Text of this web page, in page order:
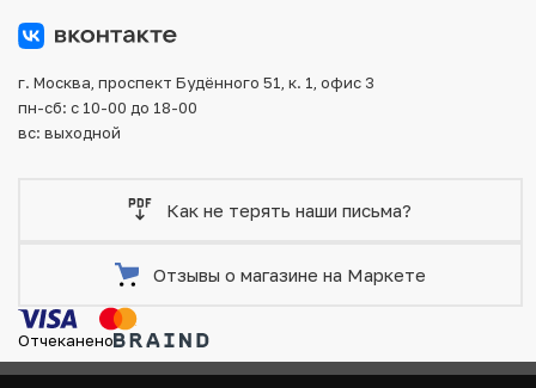
повреждения во время доставки.
г. Москва, проспект Будённого 51, к. 1, офис 3
пн-сб: с 10-00 до 18-00
вс: выходной
Как не терять наши письма?
Отзывы о магазине на Маркете
Отчеканено